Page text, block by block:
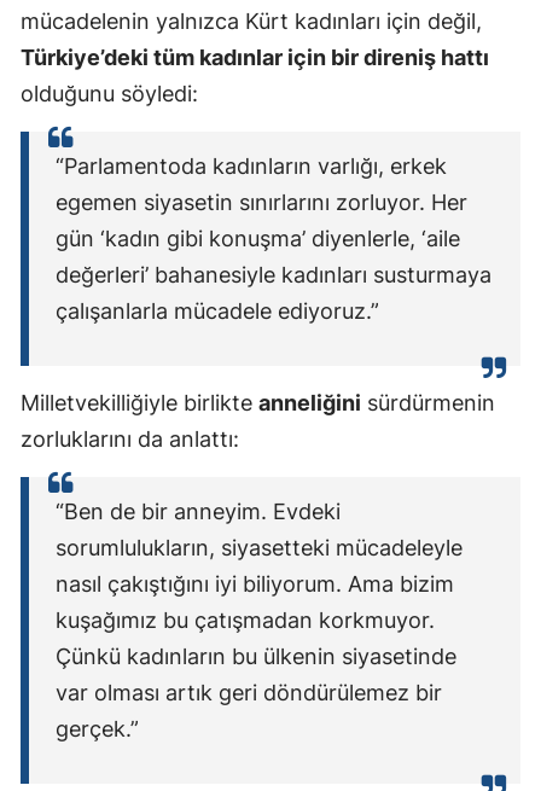
mücadelenin yalnızca Kürt kadınları için değil,
Türkiye’deki tüm kadınlar için bir direniş hattı
olduğunu söyledi:
“Parlamentoda kadınların varlığı, erkek
egemen siyasetin sınırlarını zorluyor. Her
gün ‘kadın gibi konuşma’ diyenlerle, ‘aile
değerleri’ bahanesiyle kadınları susturmaya
çalışanlarla mücadele ediyoruz.”
Milletvekilliğiyle birlikte anneliğini sürdürmenin
zorluklarını da anlattı:
“Ben de bir anneyim. Evdeki
sorumlulukların, siyasetteki mücadeleyle
nasıl çakıştığını iyi biliyorum. Ama bizim
kuşağımız bu çatışmadan korkmuyor.
Çünkü kadınların bu ülkenin siyasetinde
var olması artık geri döndürülemez bir
gerçek.”